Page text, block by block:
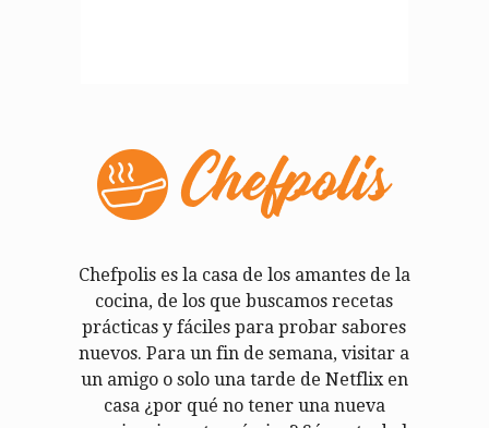
Chefpolis es la casa de los amantes de la
cocina, de los que buscamos recetas
prácticas y fáciles para probar sabores
nuevos. Para un fin de semana, visitar a
un amigo o solo una tarde de Netflix en
casa ¿por qué no tener una nueva